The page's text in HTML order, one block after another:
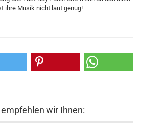
ihre Musik nicht laut genug!
wir Ihnen: